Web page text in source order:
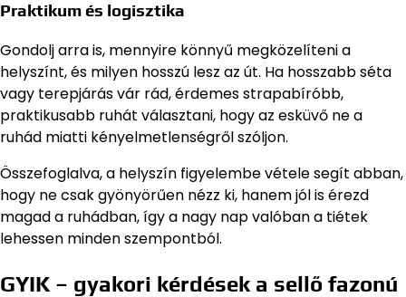
Praktikum és logisztika
Gondolj arra is, mennyire könnyű megközelíteni a
helyszínt, és milyen hosszú lesz az út. Ha hosszabb séta
vagy terepjárás vár rád, érdemes strapabíróbb,
praktikusabb ruhát választani, hogy az esküvő ne a
ruhád miatti kényelmetlenségről szóljon.
Összefoglalva, a helyszín figyelembe vétele segít abban,
hogy ne csak gyönyörűen nézz ki, hanem jól is érezd
magad a ruhádban, így a nagy nap valóban a tiétek
lehessen minden szempontból.
GYIK – gyakori kérdések a sellő fazonú